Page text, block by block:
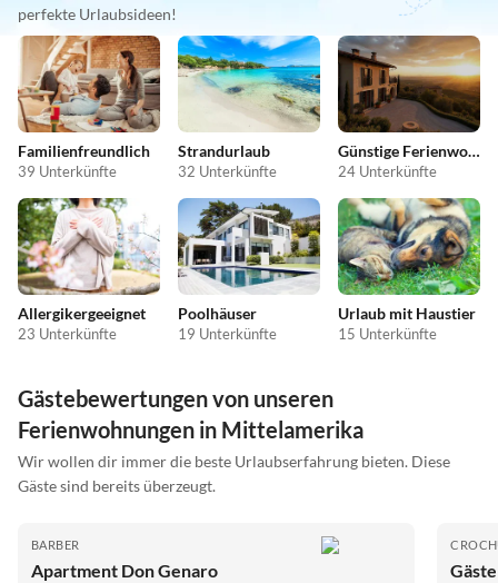
perfekte Urlaubsideen!
Familienfreundlich
39 Unterkünfte
Strandurlaub
32 Unterkünfte
Günstige Ferienwohnungen
24 Unterkünfte
Allergikergeeignet
23 Unterkünfte
Poolhäuser
19 Unterkünfte
Urlaub mit Haustier
15 Unterkünfte
Gästebewertungen von unseren
Ferienwohnungen in Mittelamerika
Wir wollen dir immer die beste Urlaubserfahrung bieten. Diese
Gäste sind bereits überzeugt.
BARBER
Apartment Don Genaro